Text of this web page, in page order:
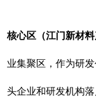
核心区（江门新材料
业集聚区，作为研
头企业和研发机构落